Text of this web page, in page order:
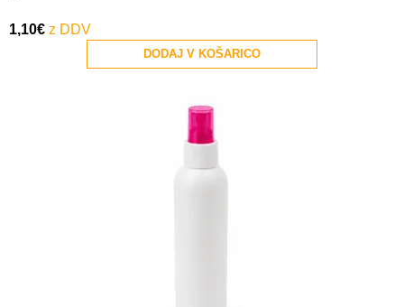
1,10€
DODAJ V KOŠARICO